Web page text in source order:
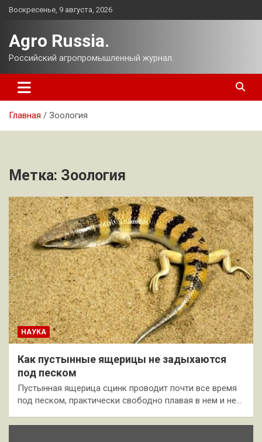
Перейти
Воскресенье, 9 августа, 2026
Agro Russia.
Российский агропромышленный журнал.
Главная Зоология
Метка: Зоология
НАУКА
Как пустынные ящерицы не задыхаются
под песком
Пустынная ящерица сцинк проводит почти все время
под песком, практически свободно плавая в нем и не…